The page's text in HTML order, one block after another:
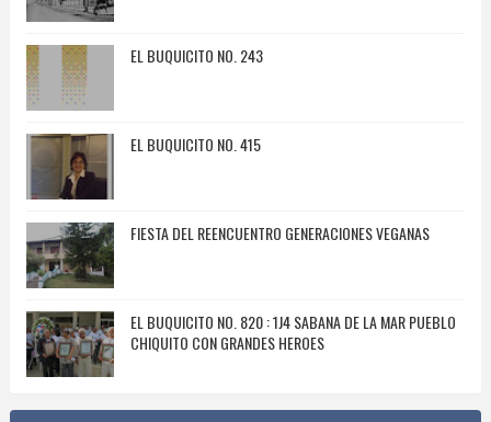
EL BUQUICITO NO. 243
EL BUQUICITO NO. 415
FIESTA DEL REENCUENTRO GENERACIONES VEGANAS
EL BUQUICITO NO. 820 : 1J4 SABANA DE LA MAR PUEBLO
CHIQUITO CON GRANDES HEROES